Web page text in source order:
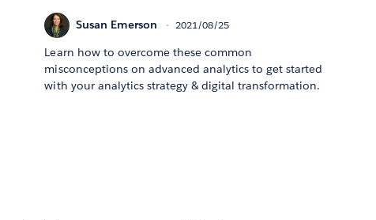
Susan Emerson 2021/08/25
Learn how to overcome these common
misconceptions on advanced analytics to get started
with your analytics strategy & digital transformation.